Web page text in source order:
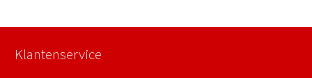
Klantenservice